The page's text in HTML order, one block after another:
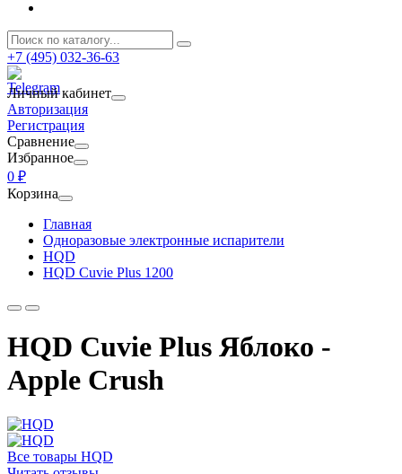
+7 (495) 032-36-63
Личный кабинет
Авторизация
Регистрация
Сравнение
Избранное
0 ₽
Корзина
Главная
Одноразовые электронные испарители
HQD
HQD Cuvie Plus 1200
HQD Cuvie Plus Яблоко -
Apple Crush
Все товары HQD